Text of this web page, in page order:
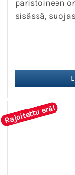
paristoineen
sisässä,
Rajoitettu erä!